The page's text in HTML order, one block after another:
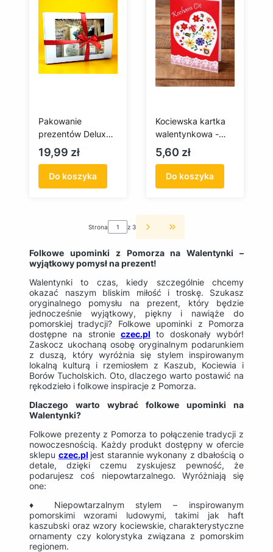
Pakowanie
prezentów Deluxe –
gotowy prezent z
serca Pomorza
Cena
19,99 zł
Do koszyka
Kociewska kartka
walentynkowa -
Kocham Cię +
koperta
Cena
5,60 zł
Do koszyka
Strona z 3 Przejdź do ostatniej
Folkowe upominki z Pomorza na Walentynki –
wyjątkowy pomysł na prezent!
Walentynki to czas, kiedy szczególnie chcemy
okazać naszym bliskim miłość i troskę. Szukasz
oryginalnego pomysłu na prezent, który będzie
jednocześnie wyjątkowy, piękny i nawiąże do
pomorskiej tradycji? Folkowe upominki z Pomorza
dostępne na stronie czec.pl to doskonały wybór!
Zaskocz ukochaną osobę oryginalnym podarunkiem
z duszą, który wyróżnia się stylem inspirowanym
lokalną kulturą i rzemiosłem z Kaszub, Kociewia i
Borów Tucholskich. Oto, dlaczego warto postawić na
rękodzieło i folkowe inspiracje z Pomorza.
Dlaczego warto wybrać folkowe upominki na
Walentynki?
Folkowe prezenty z Pomorza to połączenie tradycji z
nowoczesnością. Każdy produkt dostępny w ofercie
sklepu czec.pl jest starannie wykonany z dbałością o
detale, dzięki czemu zyskujesz pewność, że
podarujesz coś niepowtarzalnego. Wyróżniają się
one:
♦ Niepowtarzalnym stylem – inspirowanym
pomorskimi wzorami ludowymi, takimi jak haft
kaszubski oraz wzory kociewskie, charakterystyczne
ornamenty czy kolorystyka związana z pomorskim
regionem.